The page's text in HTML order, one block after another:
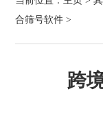
合筛号软件 >
跨